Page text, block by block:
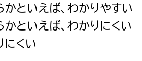
かといえば、わかりやすい
かといえば、わかりにくい
にくい